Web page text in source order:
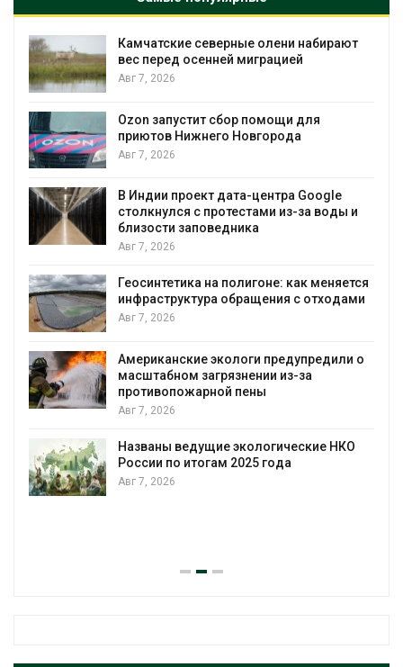
Камчатские северные олени набирают
вес перед осенней миграцией
Авг 7, 2026
Ozon запустит сбор помощи для
приютов Нижнего Новгорода
Авг 7, 2026
В Индии проект дата-центра Google
столкнулся с протестами из-за воды и
близости заповедника
Авг 7, 2026
Геосинтетика на полигоне: как меняется
инфраструктура обращения с отходами
Авг 7, 2026
Американские экологи предупредили о
масштабном загрязнении из-за
противопожарной пены
Авг 7, 2026
Названы ведущие экологические НКО
России по итогам 2025 года
Авг 7, 2026